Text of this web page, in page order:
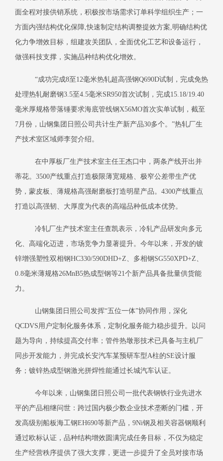
面全程对接供销系统，积极按市场需求订单科学组织生产；一
方面内强结构优化保障,快速制定结构调整提效方案,明确结构优
化力争增效目标，组建攻关团队，全面优化工艺和设备运行，
做强科技支撑，实施品种结构优化增效。
“成功完成8至12毫米热轧超高强钢Q690D试制，完成免热
处理热轧耐磨钢3.5至4.5毫米SR950首次试制，完成15.18/19.40
毫米厚规格带落锤要求海底管线钢X56MO首次实单试制，截至
7月份，山钢集团日照公司共计生产新产品30多个。”热轧厂生
产技术室区域师李贺介绍。
在中厚板厂生产技术室主任王杰口中，两条产线开出并
蒂花。 3500产线重点打造极限薄宽规格、极窄公差带生产优
势，蒙皮板、薄规格高强耐磨板打造明星产品。4300产线重点
打造以高强韧、大厚度为代表的高端品种低成本优势。
冷轧厂生产技术室主任查凯表示，冷轧产品研发向多元
化、高端化迈进，市场竞争力显著提升。今年以来，开发的镀
锌增强塑性双相钢HC330/590DHD+Z、多相钢SG550XPD+Z、
0.8毫米薄规格26MnB5热成型钢等21个新产品具备批量供货能
力。
山钢集团日照公司发挥“五位一体”协同作用，深化
QCDVS用户定制化服务体系，定制化服务能力稳步提升。以问
题为导向，持续提高交付率；管件热墩形技术已具备与主机厂
同步开发能力，并完成长安汽车某预研车型A柱的SE设计服
务；镀锌热成型钢激光拼焊性能通过长城汽车认证。
今年以来，山钢集团日照公司一批代表钢铁行业先进水
平的产品相继问世：跨过国内极少数企业技术垄断的门槛，开
发高级别船板海工钢EH690等新产品，9Ni钢及相关容器钢顺利
通过欧标认证，品种结构增效圆满完成任务目标，不仅为稳定
生产经营秩序提供了强大支撑，更进一步提升了全员对接市场